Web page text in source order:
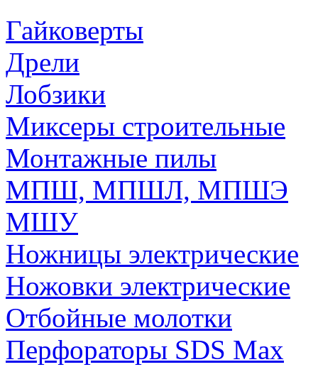
Гайковерты
Дрели
Лобзики
Миксеры строительные
Монтажные пилы
МПШ, МПШЛ, МПШЭ
МШУ
Ножницы электрические
Ножовки электрические
Отбойные молотки
Перфораторы SDS Max